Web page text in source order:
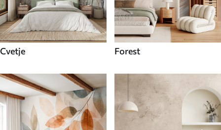
Cvetje Forest